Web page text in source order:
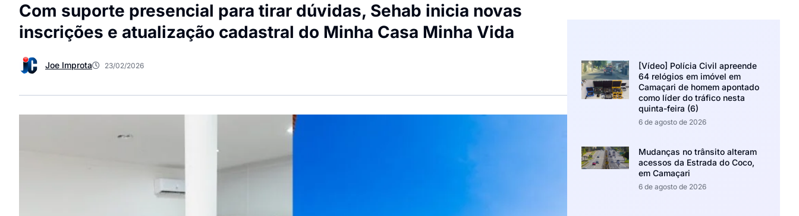
Com suporte presencial para tirar dúvidas, Sehab inicia novas
inscrições e atualização cadastral do Minha Casa Minha Vida
Joe Improta 23/02/2026
[Vídeo] Polícia Civil apreende
64 relógios em imóvel em
Camaçari de homem apontado
como líder do tráfico nesta
quinta-feira (6)
6 de agosto de 2026
Mudanças no trânsito alteram
acessos da Estrada do Coco,
em Camaçari
6 de agosto de 2026